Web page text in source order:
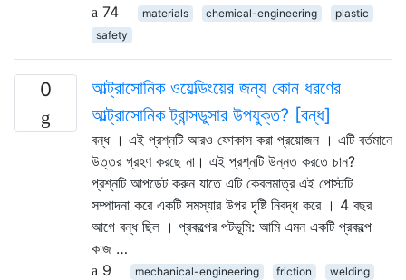
74
materials chemical-engineering
plastic
safety
0
আল্ট্রাসোনিক ওয়েল্ডিংয়ের জন্য কোন ধরণের
আল্ট্রাসোনিক ট্রান্সডুসার উপযুক্ত? [বন্ধ]
বন্ধ । এই প্রশ্নটি আরও ফোকাস করা প্রয়োজন । এটি বর্তমানে
উত্তর গ্রহণ করছে না। এই প্রশ্নটি উন্নত করতে চান?
প্রশ্নটি আপডেট করুন যাতে এটি কেবলমাত্র এই পোস্টটি
সম্পাদনা করে একটি সমস্যার উপর দৃষ্টি নিবদ্ধ করে । 4 বছর
আগে বন্ধ ছিল । প্রকল্পের পটভূমি: আমি এমন একটি প্রকল্পে
কাজ …
9
mechanical-engineering friction
welding